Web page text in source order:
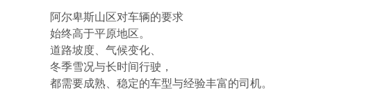
阿尔卑斯山区对车辆的要求
始终高于平原地区。
道路坡度、气候变化、
冬季雪况与长时间行驶，
都需要成熟、稳定的车型与经验丰富的司机。